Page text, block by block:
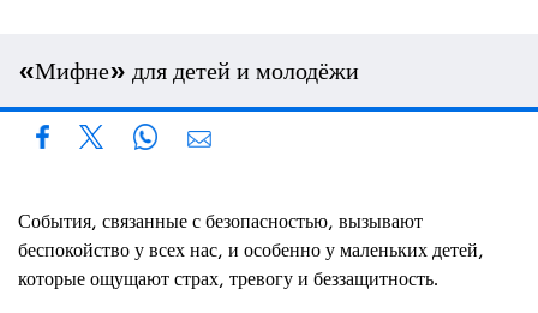
«Мифне» для детей и молодёжи
События, связанные с безопасностью, вызывают
беспокойство у всех нас, и особенно у маленьких детей,
которые ощущают страх, тревогу и беззащитность.